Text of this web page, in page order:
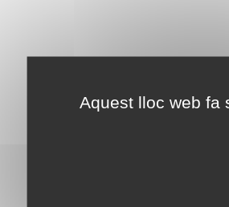
Aquest lloc web fa